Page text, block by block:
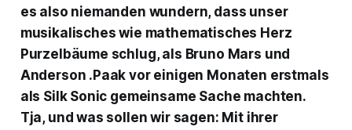
es also niemanden wundern, dass unser
musikalisches wie mathematisches Herz
Purzelbäume schlug, als Bruno Mars und
Anderson .Paak vor einigen Monaten erstmals
als Silk Sonic gemeinsame Sache machten.
Tja, und was sollen wir sagen: Mit ihrer